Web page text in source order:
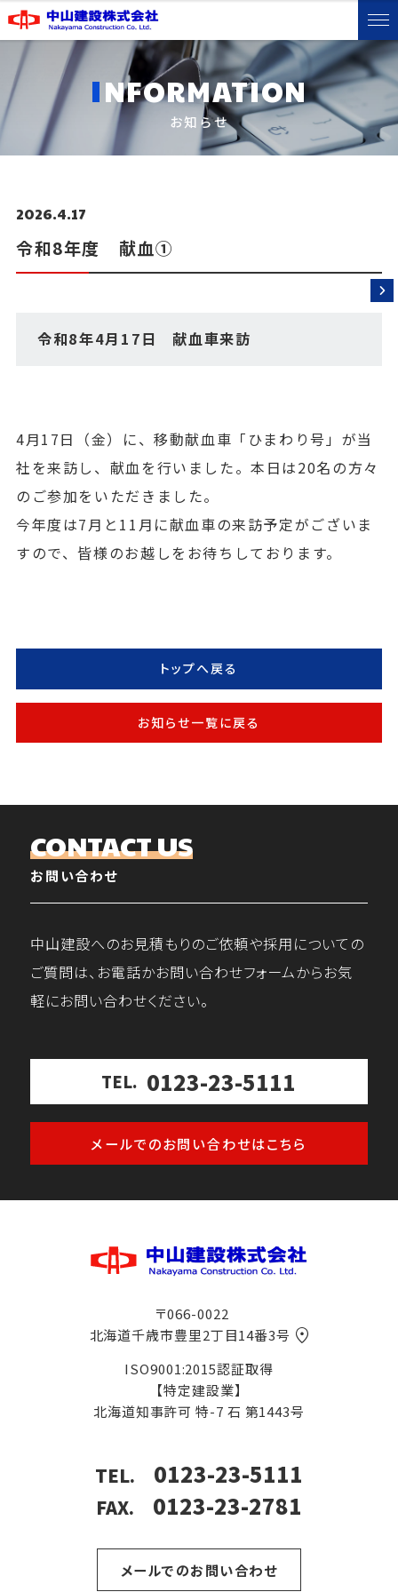
お知らせ
INFORMATION
2026.4.17
令和8年度 献血①
令和8年4月17日 献血車来訪
4月17日（金）に、移動献血車「ひまわり号」が当
社を来訪し、献血を行いました。本日は20名の方々
のご参加をいただきました。
今年度は7月と11月に献血車の来訪予定がございま
すので、皆様のお越しをお待ちしております。
トップへ戻る
お知らせ一覧に戻る
お問い合わせ
CONTACT US
中山建設へのお見積もりのご依頼や採用についての
ご質問は、お電話かお問い合わせフォームからお気
軽にお問い合わせください。
TEL. 0123-23-5111
メールでのお問い合わせはこちら
〒066-0022
北海道千歳市豊里2丁目14番3号
ISO9001:2015認証取得
【特定建設業】
北海道知事許可特-7 石 第1443号
TEL. 0123-23-5111
FAX. 0123-23-2781
メールでのお問い合わせ